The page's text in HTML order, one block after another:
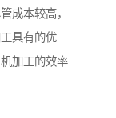
成本较高，
具有的优
加工的效率